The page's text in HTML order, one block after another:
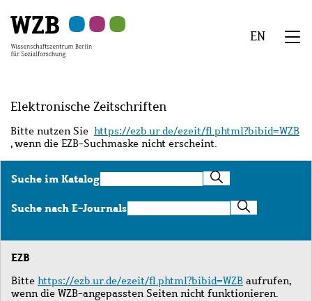
Hauptinhalt
springen
Navigation
springen
Suche
springen
Sekundärnavigation
springen
Fußzeile
springen
EN
Elektronische Zeitschriften
Bitte nutzen Sie https://ezb.ur.de/ezeit/fl.phtml?bibid=WZB
, wenn die EZB-Suchmaske nicht erscheint.
Suche im KatalogSuche
im
Katalog
Suche nach E-JournalsSuche
nach
Journals
EZB
Bitte https://ezb.ur.de/ezeit/fl.phtml?bibid=WZB aufrufen,
wenn die WZB-angepassten Seiten nicht funktionieren.